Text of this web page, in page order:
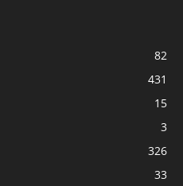
82
431
15
3
326
33